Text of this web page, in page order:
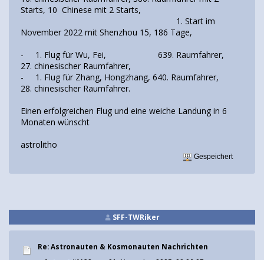
Starts, 10 Chinese mit 2 Starts,
1. Start im
November 2022 mit Shenzhou 15, 186 Tage,
- 1. Flug für Wu, Fei, 639. Raumfahrer,
27. chinesischer Raumfahrer,
- 1. Flug für Zhang, Hongzhang, 640. Raumfahrer,
28. chinesischer Raumfahrer.
Einen erfolgreichen Flug und eine weiche Landung in 6
Monaten wünscht
astrolitho
Gespeichert
SFF-TWRiker
Re: Astronauten & Kosmonauten Nachrichten